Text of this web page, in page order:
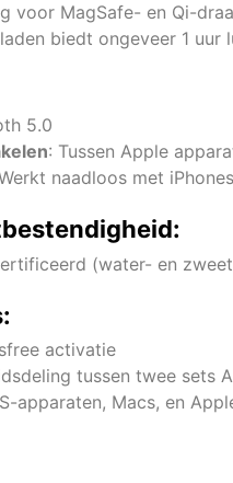
voor MagSafe- en Qi-
biedt ongeveer 1 uur
5.0
: Tussen Apple
naadloos met
(water- en
activatie
tussen twee sets
apparaten, Macs, en